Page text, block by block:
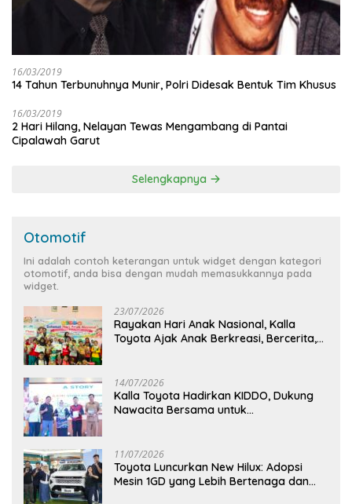
16/03/2019
14 Tahun Terbunuhnya Munir, Polri Didesak Bentuk Tim Khusus
16/03/2019
2 Hari Hilang, Nelayan Tewas Mengambang di Pantai
Cipalawah Garut
Selengkapnya
Otomotif
Ini adalah contoh keterangan untuk widget dengan kategori
otomotif, anda bisa dengan mudah memasukkannya pada
widget.
23/07/2026
Rayakan Hari Anak Nasional, Kalla
Toyota Ajak Anak Berkreasi, Bercerita,
14/07/2026
Kalla Toyota Hadirkan KIDDO, Dukung
Nawacita Bersama untuk
11/07/2026
Toyota Luncurkan New Hilux: Adopsi
Mesin 1GD yang Lebih Bertenaga dan